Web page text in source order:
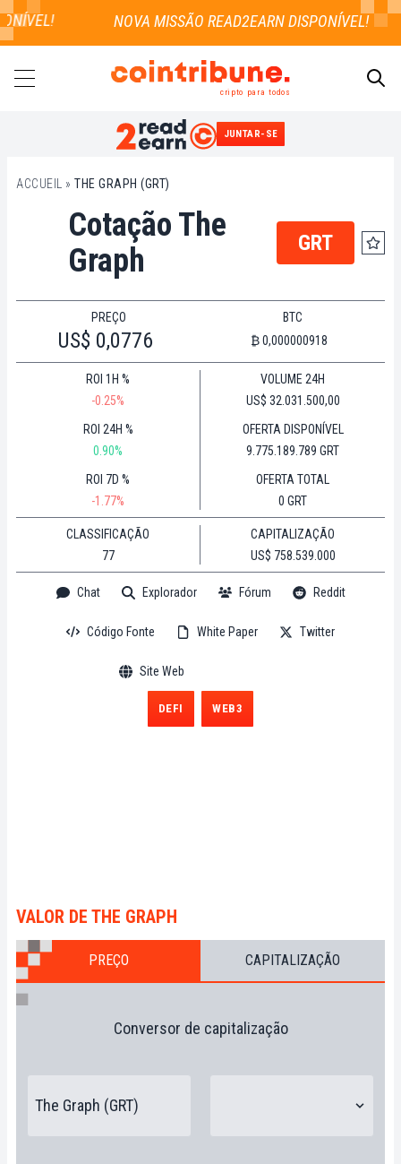
cripto para todos
JUNTAR-SE
ACCUEIL » THE GRAPH (GRT)
Cotação The
Graph
GRT
PREÇO
US$ 0,0776
BTC
₿ 0,000000918
ROI 1H %
-0.25%
ROI 24H %
0.90%
ROI 7D %
-1.77%
VOLUME 24H
US$ 32.031.500,00
OFERTA DISPONÍVEL
9.775.189.789 GRT
OFERTA TOTAL
0 GRT
CLASSIFICAÇÃO
77
CAPITALIZAÇÃO
US$ 758.539.000
Chat Explorador Fórum Reddit
Código Fonte White Paper Twitter
Site Web
DEFI WEB3
VALOR DE THE GRAPH
PREÇO CAPITALIZAÇÃO
Conversor de capitalização